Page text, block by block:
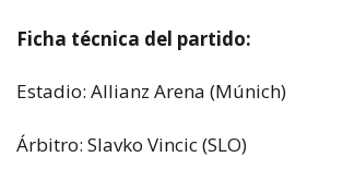
Ficha técnica del partido:
Estadio: Allianz Arena (Múnich)
Árbitro: Slavko Vincic (SLO)